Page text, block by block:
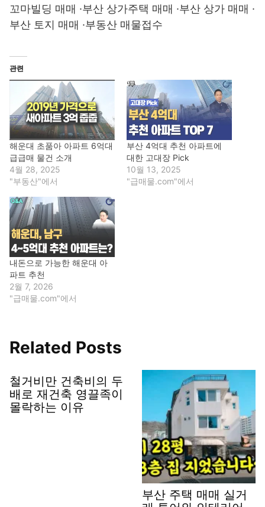
꼬마빌딩 매매 ·부산 상가주택 매매 ·부산 상가 매매 ·
부산 토지 매매 ·부동산 매물접수
관련
해운대 초품아 아파트 6억대
급급매 물건 소개
4월 28, 2025
"부동산"에서
부산 4억대 추천 아파트에
대한 고대장 Pick
10월 13, 2025
"급매물.com"에서
내돈으로 가능한 해운대 아
파트 추천
2월 7, 2026
"급매물.com"에서
Related Posts
철거비만 건축비의 두
배로 재건축 영끌족이
몰락하는 이유
부산 주택 매매 실거